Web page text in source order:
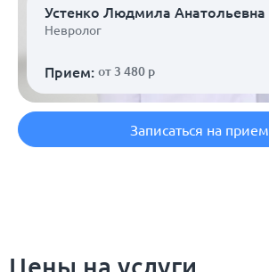
Устенко Людмила Анатольевна
Невролог
Прием: от 3 480 р
Записаться на прием
Цены на услуги